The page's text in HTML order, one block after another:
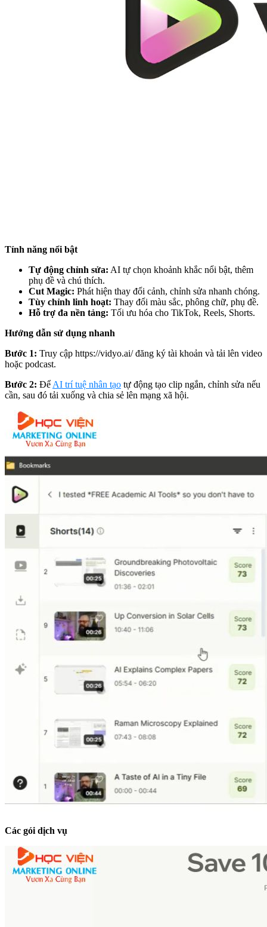
Tính năng nổi bật
Tự động chỉnh sửa: AI tự chọn khoảnh khắc nổi bật, thêm
phụ đề và chú thích.
Cut Magic: Phát hiện thay đổi cảnh, chỉnh sửa nhanh chóng.
Tùy chỉnh linh hoạt: Thay đổi màu sắc, phông chữ, phụ đề.
Hỗ trợ đa nền tảng: Tối ưu hóa cho TikTok, Reels, Shorts.
Hướng dẫn sử dụng nhanh
Bước 1: Truy cập https://vidyo.ai/đăng ký tài khoản và tải lên video
hoặc podcast.
Bước 2: Để AI trí tuệ nhân tạo tự động tạo clip ngắn, chỉnh sửa nếu
cần, sau đó tải xuống và chia sẻ lên mạng xã hội.
Các gói dịch vụ